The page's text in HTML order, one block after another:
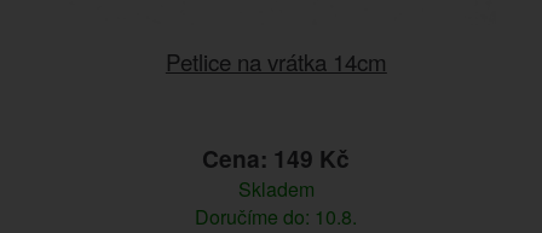
Petlice na vrátka 14cm
Cena: 149 Kč
Skladem
Doručíme do: 10.8.